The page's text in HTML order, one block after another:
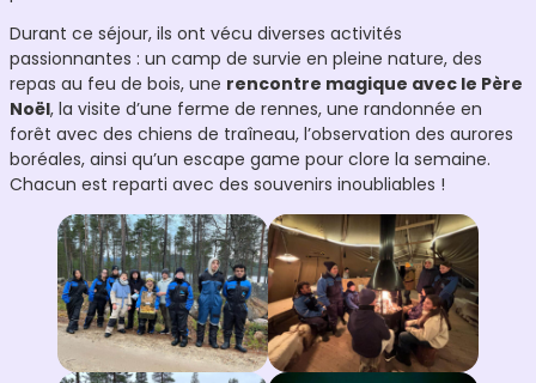
Durant ce séjour, ils ont vécu diverses activités
passionnantes : un camp de survie en pleine nature, des
repas au feu de bois, une rencontre magique avec le Père
Noël, la visite d’une ferme de rennes, une randonnée en
forêt avec des chiens de traîneau, l’observation des aurores
boréales, ainsi qu’un escape game pour clore la semaine.
Chacun est reparti avec des souvenirs inoubliables !